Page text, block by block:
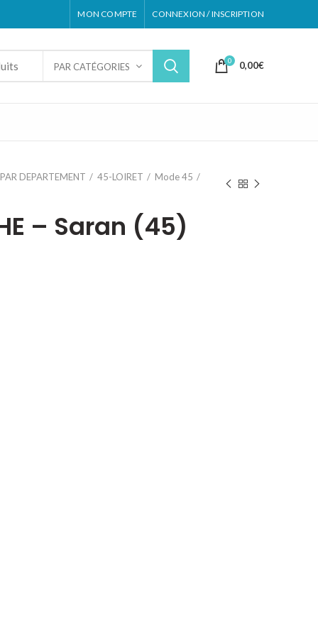
MON COMPTE CONNEXION / INSCRIPTION
PAR CATÉGORIES
0 0,00€
PAR DEPARTEMENT 45-LOIRET Mode 45
– Saran (45)